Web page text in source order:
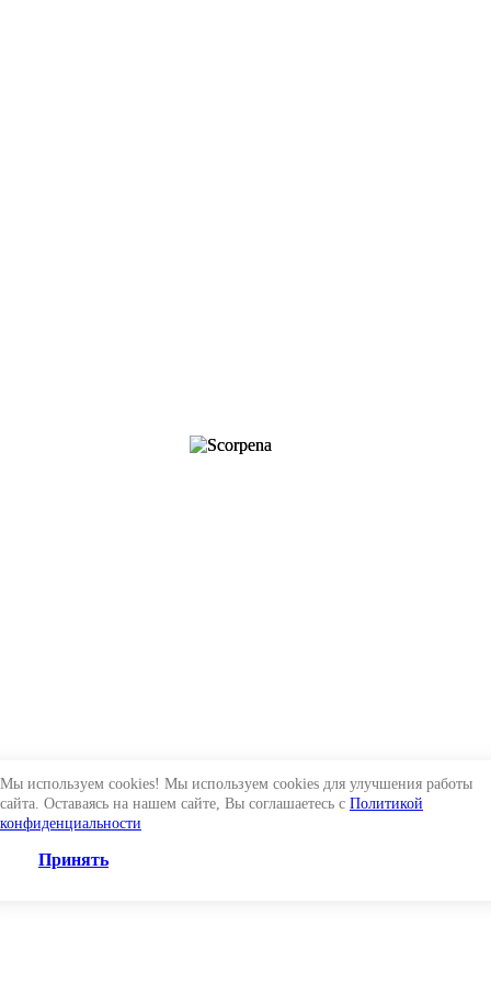
Мы используем cookies! Мы используем cookies для улучшения работы
сайта. Оставаясь на нашем сайте, Вы соглашаетесь с Политикой
конфиденциальности
Принять